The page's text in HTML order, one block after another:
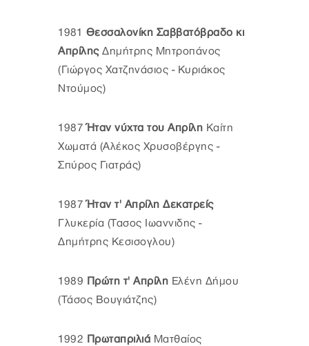
1981 Θεσσαλονίκη Σαββατόβραδο κι
ΑπρίληςΔημήτρης Μητροπάνος
(Γιώργος Χατζηνάσιος - Κυριάκος
Ντούμος)
1987Ήταν νύχτα του Απρίλη Καίτη
Χωματά (Αλέκος Χρυσοβέργης -
Σπύρος Γιατράς)
1987Ήταν τ' Απρίλη Δεκατρείς
Γλυκερία (Τασος Ιωαννιδης -
Δημήτρης Κεσισογλου)
1989 Πρώτη τ' Απρίλη Ελένη Δήμου
(Τάσος Βουγιάτζης)
1992 Πρωταπριλιά Ματθαίος